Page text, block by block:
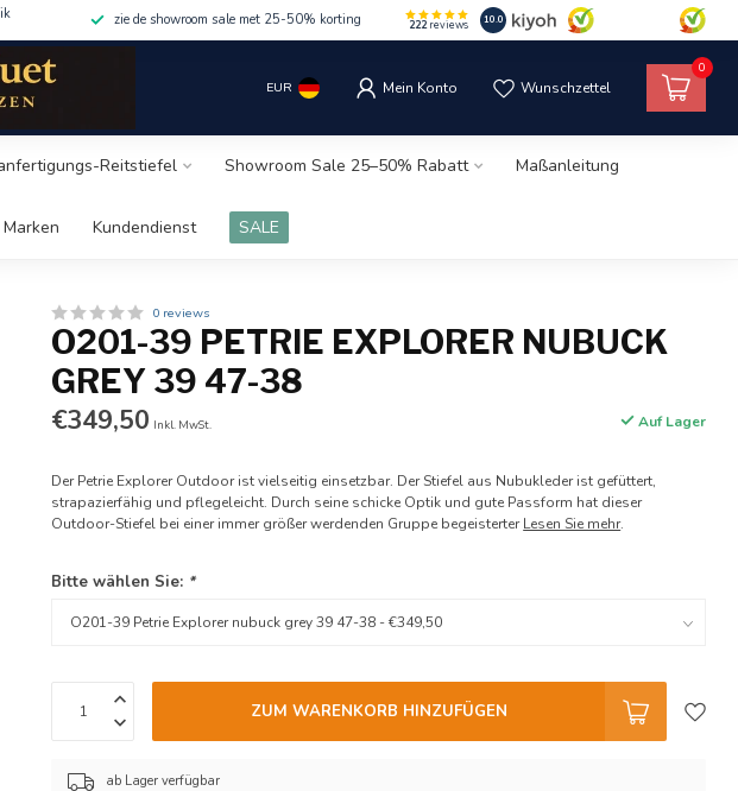
zie de showroom sale met 25-50% korting 222reviews 10.0
EUR Mein Konto Wunschzettel
0
Reitstiefel Showroom Sale 25–50% Rabatt Maßanleitung
Marken Kundendienst SALE
0 reviews
O201-39 PETRIE EXPLORER NUBUCK
GREY 39 47-38
€349,50 Inkl. MwSt. Auf Lager
Der Petrie Explorer Outdoor ist vielseitig einsetzbar. Der Stiefel aus Nubukleder ist gefüttert,
strapazierfähig und pflegeleicht. Durch seine schicke Optik und gute Passform hat dieser
Outdoor-Stiefel bei einer immer größer werdenden Gruppe begeisterterLesen Sie mehr.
Bitte wählen Sie: *
ZUM WARENKORB HINZUFÜGEN
ab Lager verfügbar